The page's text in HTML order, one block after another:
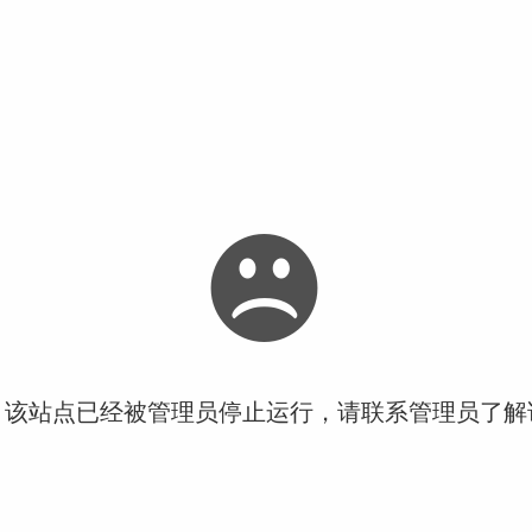
站点已经被管理员停止运行，请联系管理员了